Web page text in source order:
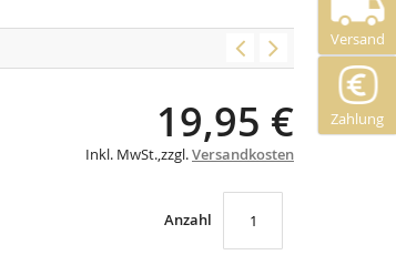
19,95 €
Inkl. MwSt.,zzgl.Versandkosten
Anzahl
Versand
Zahlung